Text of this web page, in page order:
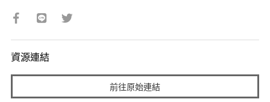
資源連結
前往原始連結